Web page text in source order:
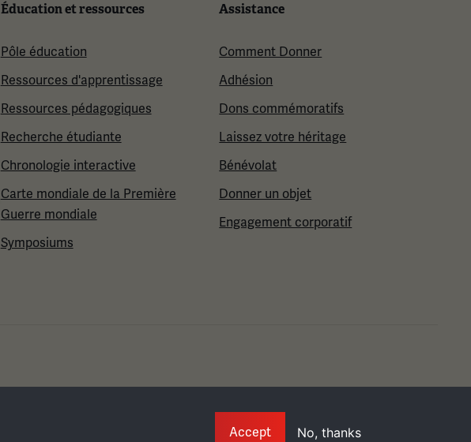
Éducation et ressources
Pôle éducation
Ressources d'apprentissage
Ressources pédagogiques
Recherche étudiante
Chronologie interactive
Carte mondiale de la Première
Guerre mondiale
Symposiums
Assistance
Comment Donner
Adhésion
Dons commémoratifs
Laissez votre héritage
Bénévolat
Donner un objet
Engagement corporatif
Accept No, thanks